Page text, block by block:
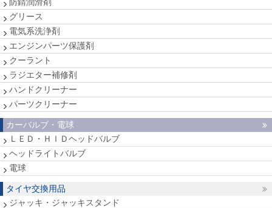
グリース
電気系洗浄剤
エンジンパーツ保護剤
クーラント
ラジエター補修剤
ハンドクリーナー
パーツクリーナー
カーバルブ・電球
ＬＥＤ・ＨＩＤヘッドバルブ
ヘッドライトバルブ
電球
タイヤ交換用品
ジャッキ・ジャッキスタンド